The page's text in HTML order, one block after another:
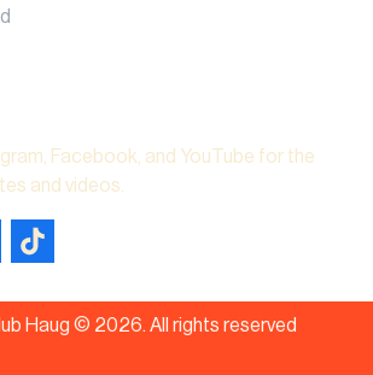
Facebook, and YouTube for the
and videos.
Haug © 2026. All rights reserved